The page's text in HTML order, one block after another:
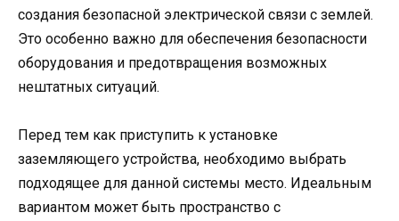
создания безопасной электрической связи с землей.
Это особенно важно для обеспечения безопасности
оборудования и предотвращения возможных
нештатных ситуаций.
Перед тем как приступить к установке
заземляющего устройства, необходимо выбрать
подходящее для данной системы место. Идеальным
вариантом может быть пространство с